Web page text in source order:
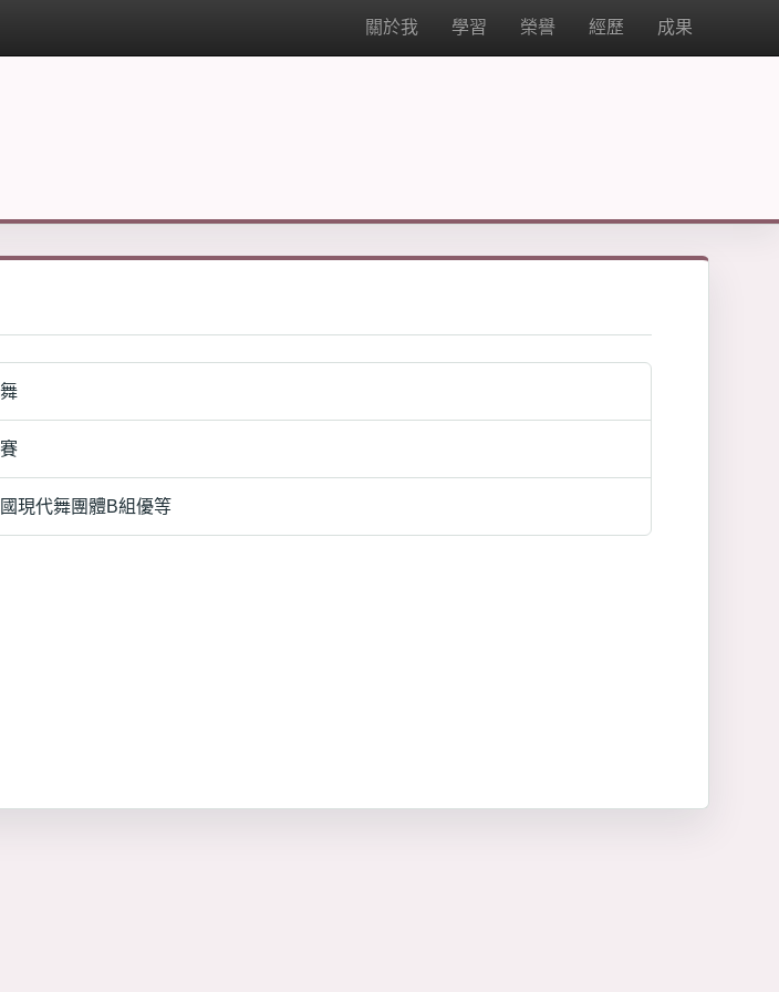
關於我 學習 榮譽 經歷 成果
現代舞團體B組優等